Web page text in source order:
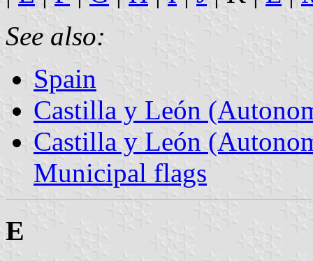
See also:
Spain
Castilla y León
Castilla y León
Municipal flags
E